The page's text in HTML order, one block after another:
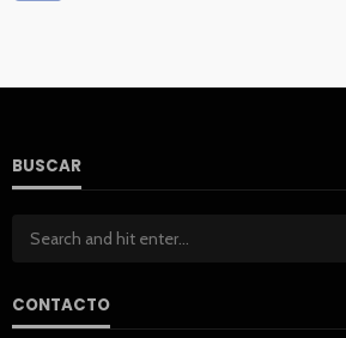
BUSCAR
CONTACTO